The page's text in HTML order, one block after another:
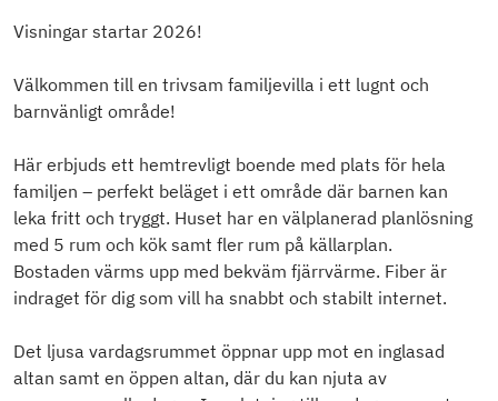
Visningar startar 2026!
Välkommen till en trivsam familjevilla i ett lugnt och
barnvänligt område!
Här erbjuds ett hemtrevligt boende med plats för hela
familjen – perfekt beläget i ett område där barnen kan
leka fritt och tryggt. Huset har en välplanerad planlösning
med 5 rum och kök samt fler rum på källarplan.
Bostaden värms upp med bekväm fjärrvärme. Fiber är
indraget för dig som vill ha snabbt och stabilt internet.
Det ljusa vardagsrummet öppnar upp mot en inglasad
altan samt en öppen altan, där du kan njuta av